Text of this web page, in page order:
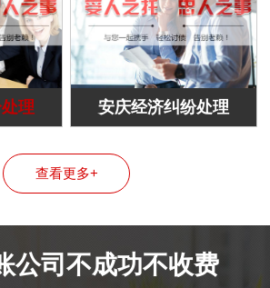
理 安庆经济纠纷处理
查看更多+
公司不成功不收费